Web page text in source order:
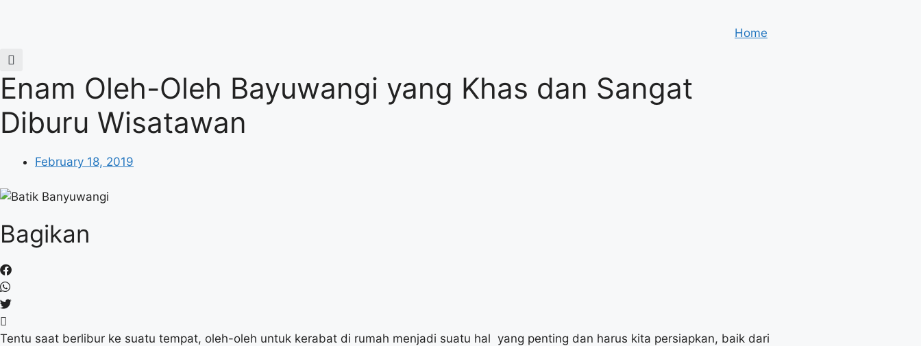
Home
Enam Oleh-Oleh Bayuwangi yang Khas dan Sangat
Diburu Wisatawan
February 18, 2019
Bagikan
Tentu saat berlibur ke suatu tempat, oleh-oleh untuk kerabat di rumah menjadi suatu hal yang penting dan harus kita persiapkan, baik dari